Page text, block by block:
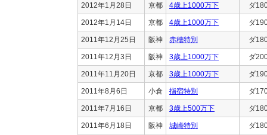
2012年1月28日 京都 4歳上1000万下 ダ
2012年1月14日 京都 4歳上1000万下 ダ
2011年12月25日 阪神 赤穂特別 ダ
2011年12月3日 阪神 3歳上1000万下 ダ
2011年11月20日 京都 3歳上1000万下 ダ
2011年8月6日 小倉 指宿特別 ダ
2011年7月16日 京都 3歳上500万下 ダ
2011年6月18日 阪神 城崎特別 ダ